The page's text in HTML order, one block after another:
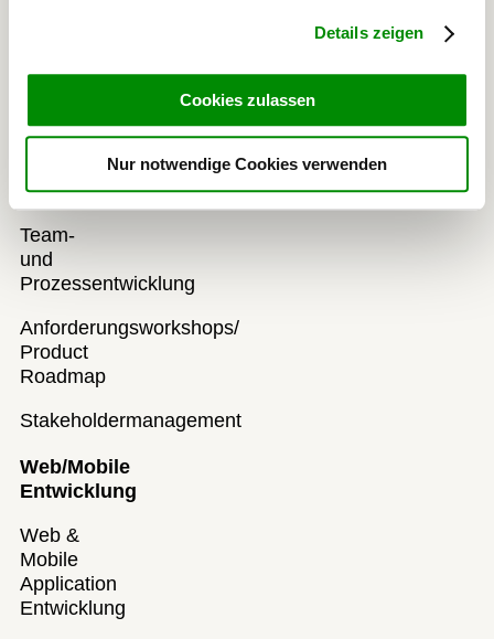
Details zeigen
Cookies zulassen
Nur notwendige Cookies verwenden
Validierung
Geschäftsmodellen
Team-
und
Prozessentwicklung
Anforderungsworkshops/
Product
Roadmap
Stakeholdermanagement
Web/Mobile
Entwicklung
Web &
Mobile
Application
Entwicklung